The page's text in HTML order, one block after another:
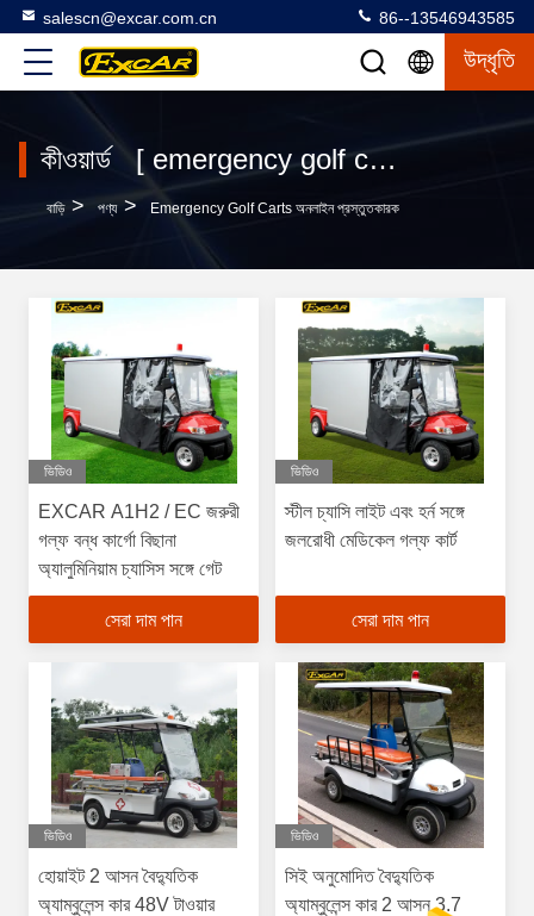
salescn@excar.com.cn 86--13546943585
উদ্ধৃতি
কীওয়ার্ড [ emergency golf carts ] ম্যাচ 19 পণ্য
বাড়ি > পণ্য > Emergency Golf Carts অনলাইন প্রস্তুতকারক
ভিডিও
EXCAR A1H2 / EC জরুরী
গল্ফ বন্ধ কার্গো বিছানা
অ্যালুমিনিয়াম চ্যাসিস সঙ্গে গেট
সেরা দাম পান
ভিডিও
স্টীল চ্যাসি লাইট এবং হর্ন সঙ্গে
জলরোধী মেডিকেল গল্ফ কার্ট
সেরা দাম পান
ভিডিও
হোয়াইট 2 আসন বৈদ্যুতিক
অ্যাম্বুলেন্স কার 48V টাওয়ার
ভিডিও
সিই অনুমোদিত বৈদ্যুতিক
অ্যাম্বুলেন্স কার 2 আসন 3.7